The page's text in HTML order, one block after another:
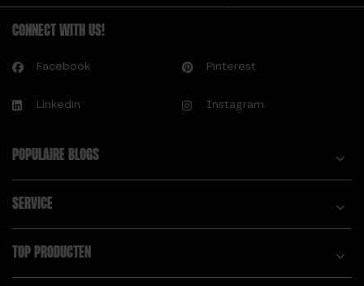
CONNECT WITH US!
Facebook Pinterest
Linkedin Instagram
POPULAIRE BLOGS
SERVICE
TOP PRODUCTEN